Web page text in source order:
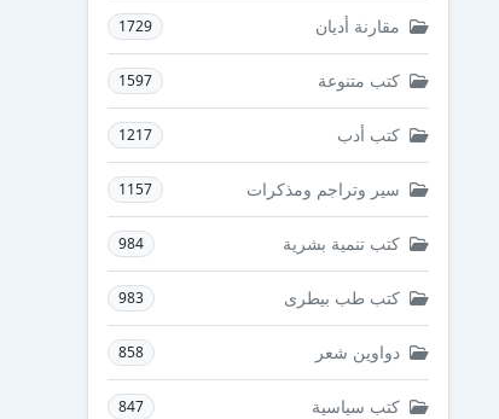
مقارنة أديان 1729
كتب متنوعة 1597
كتب أدب 1217
سير وتراجم ومذكرات 1157
كتب تنمية بشرية 984
كتب طب بيطرى 983
دواوين شعر 858
كتب سياسية 847